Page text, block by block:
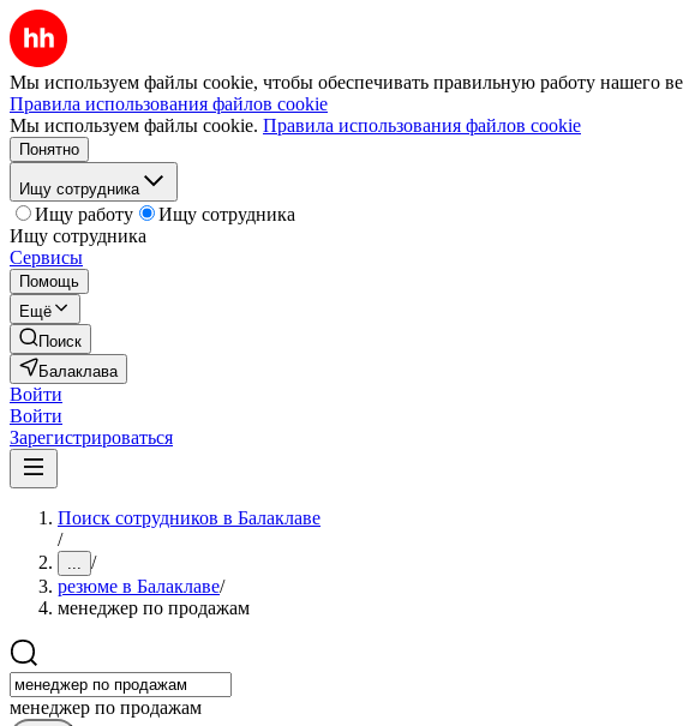
Мы используем файлы cookie, чтобы обеспечивать правильную работу нашего
Правила использования файлов cookie
Мы используем файлы cookie. Правила использования файлов cookie
Понятно
Ищу сотрудника
Ищу работу
Ищу сотрудника
Ищу сотрудника
Сервисы
Помощь
Ещё
Поиск
Балаклава
Войти
Войти
Зарегистрироваться
Поиск сотрудников в Балаклаве
/
... /
резюме в Балаклаве/
менеджер по продажам
менеджер по продажам